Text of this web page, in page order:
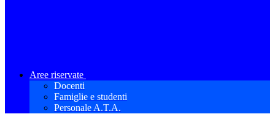
Aree riservate
Docenti
Famiglie e studenti
Personale A.T.A.